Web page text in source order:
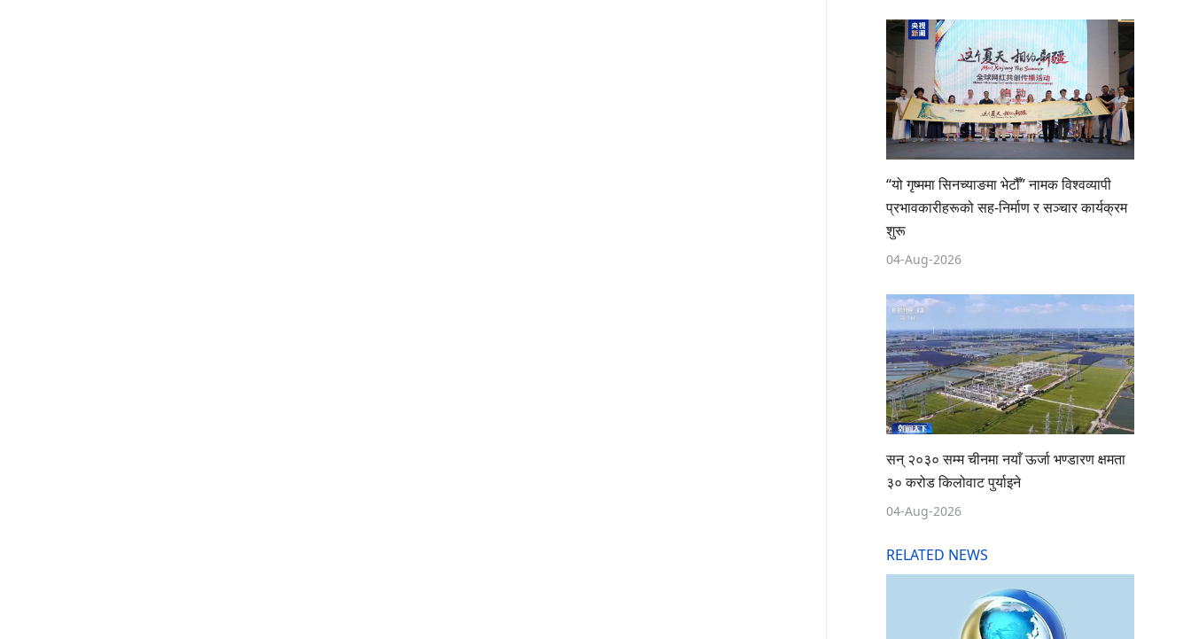
“यो गृष्ममा सिनच्याङमा भेटौँ” नामक विश्वव्यापी
प्रभावकारीहरूको सह-निर्माण र सञ्चार कार्यक्रम
शुरू
04-Aug-2026
सन् २०३० सम्म चीनमा नयाँ ऊर्जा भण्डारण क्षमता
३० करोड किलोवाट पुर्याइने
04-Aug-2026
RELATED NEWS